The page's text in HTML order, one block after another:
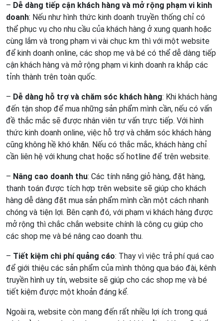
– Dễ dàng tiếp cận khách hàng và mở rộng phạm vi kinh
doanh: Nếu như hình thức kinh doanh truyền thống chỉ có
thể phục vụ cho nhu cầu của khách hàng ở xung quanh hoặc
cùng lắm và trong phạm vi vài chục km thì với một website
để kinh doanh online, các shop mẹ và bé có thể dễ dàng tiếp
cận khách hàng và mở rộng phạm vi kinh doanh ra khắp các
tỉnh thành trên toàn quốc.
– Dễ dàng hỗ trợ và chăm sóc khách hàng: Khi khách hàng
đến tận shop để mua những sản phẩm mình cần, nếu có vấn
đề thắc mắc sẽ được nhân viên tư vấn trực tiếp. Với hình
thức kinh doanh online, việc hỗ trợ và chăm sóc khách hàng
cũng không hề khó khăn. Nếu có thắc mắc, khách hàng chỉ
cần liên hệ với khung chat hoặc số hotline để trên website.
– Nâng cao doanh thu: Các tính năng giỏ hàng, đặt hàng,
thanh toán được tích hợp trên website sẽ giúp cho khách
hàng dễ dàng đặt mua sản phẩm mình cần một cách nhanh
chóng và tiện lợi. Bên cạnh đó, với phạm vi khách hàng được
mở rộng thì chắc chắn website chính là công cụ giúp cho
các shop mẹ và bé nâng cao doanh thu.
– Tiết kiệm chi phí quảng cáo: Thay vì việc trả phí quá cao
để giới thiệu các sản phẩm của mình thông qua báo đài, kênh
truyền hình uy tín, website sẽ giúp cho các shop mẹ và bé
tiết kiệm được một khoản đáng kể.
Ngoài ra, website còn mang đến rất nhiều lợi ích trong quá